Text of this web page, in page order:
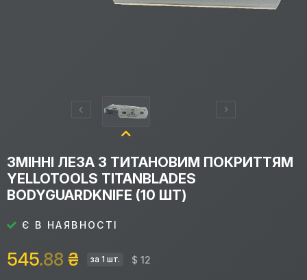
ЗМІННІ ЛЕЗА З ТИТАНОВИМ ПОКРИТТЯМ
YELLOTOOLS TITANBLADES
BODYGUARDKNIFE (10 ШТ)
Є В НАЯВНОСТІ
545.88 ₴ за 1 шт. $ 12